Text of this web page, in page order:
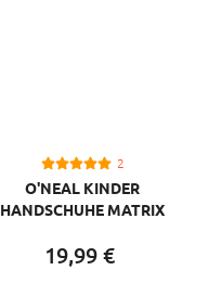
2
O'NEAL KINDER
HANDSCHUHE MATRIX
19,99€